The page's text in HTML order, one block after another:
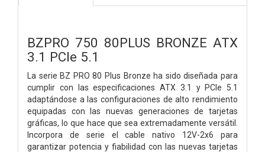
BZPRO 750 80PLUS BRONZE ATX
3.1 PCIe 5.1
La serie BZ PRO 80 Plus Bronze ha sido diseñada para
cumplir con las especificaciones ATX 3.1 y PCIe 5.1
adaptándose a las configuraciones de alto rendimiento
equipadas con las nuevas generaciones de tarjetas
gráficas, lo que hace que sea extremadamente versátil.
Incorpora de serie el cable nativo 12V-2x6 para
garantizar potencia y fiabilidad con las nuevas tarjetas